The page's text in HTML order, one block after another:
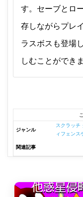
す。セーブとロ
存しながらプレ
ラスボスも登場
しむことができま
ジャンル
スクラッチ
ィフェンス
関連記事